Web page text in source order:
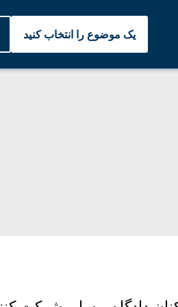
یک موضوع را انتخاب کنید